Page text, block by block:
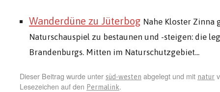
Wanderdüne zu Jüterbog Nahe Kloster Zinna
Naturschauspiel zu bestaunen und -steigen: die
Brandenburgs. Mitten im Naturschutzgebiet...
Dieser Beitrag wurde unter süd-westen abgelegt und mit natur
Lesezeichen auf den Permalink.